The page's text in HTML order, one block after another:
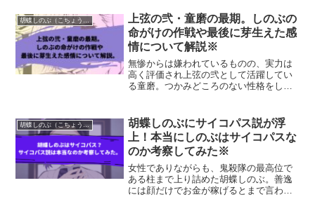
ていくうちに少しずつ関係性が変化して
いきます。呼び方もはじ...
上弦の弐・童磨の最期。しのぶの
命がけの作戦や最後に芽生えた感
情について解説※
無惨からは嫌われているものの、実力は
高く評価され上弦の弐として活躍してい
る童磨。つかみどころのない性格をして
すといった真面目な一面も。血鬼術だけ
ではなく人の体を簡単に切...
胡蝶しのぶ（こちょう しのぶ）
胡蝶しのぶにサイコパス説が浮
上！本当にしのぶはサイコパスな
のか考察してみた※
女性でありながらも、鬼殺隊の最高位で
ある柱まで上り詰めた胡蝶しのぶ。善逸
には顔だけでお金が稼げるとまで言われ